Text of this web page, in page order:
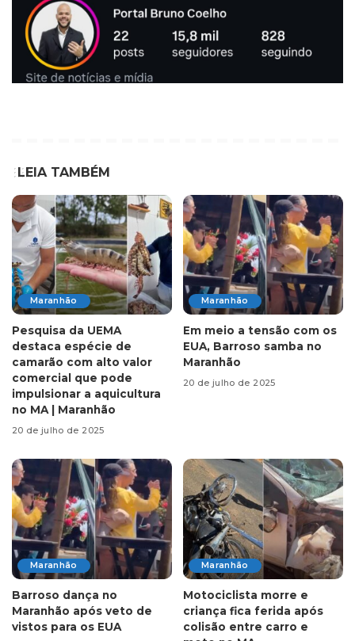
LEIA TAMBÉM
Maranhão
Pesquisa da UEMA
destaca espécie de
camarão com alto valor
comercial que pode
impulsionar a aquicultura
no MA | Maranhão
20 de julho de 2025
Maranhão
Em meio a tensão com os
EUA, Barroso samba no
Maranhão
20 de julho de 2025
Maranhão
Barroso dança no
Maranhão após veto de
vistos para os EUA
Maranhão
Motociclista morre e
criança fica ferida após
colisão entre carro e